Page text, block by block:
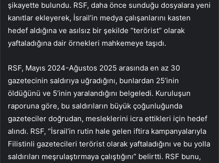
şikayette bulundu. RSF, daha önce sunduğu dosyalara yeni
kanıtlar ekleyerek, İsrail’in medya çalışanlarını kasten
hedef aldığına ve asılsız bir şekilde “terörist” olarak
yaftaladığına dair örnekleri mahkemeye taşıdı.
RSF, Mayıs 2024-Ağustos 2025 arasında en az 30
gazetecinin saldırıya uğradığını, bunlardan 25’inin
öldüğünü ve 5’inin yaralandığını belgeledi. Kuruluşun
raporuna göre, bu saldırıların büyük çoğunluğunda
gazeteciler doğrudan, mesleklerini icra ettikleri için hedef
alındı. RSF, “İsrail’in rutin hale gelen iftira kampanyalarıyla
Filistinli gazetecileri terörist olarak yaftaladığını ve bu yolla
saldırıları meşrulaştırmaya çalıştığını” belirtti. RSF bunu,